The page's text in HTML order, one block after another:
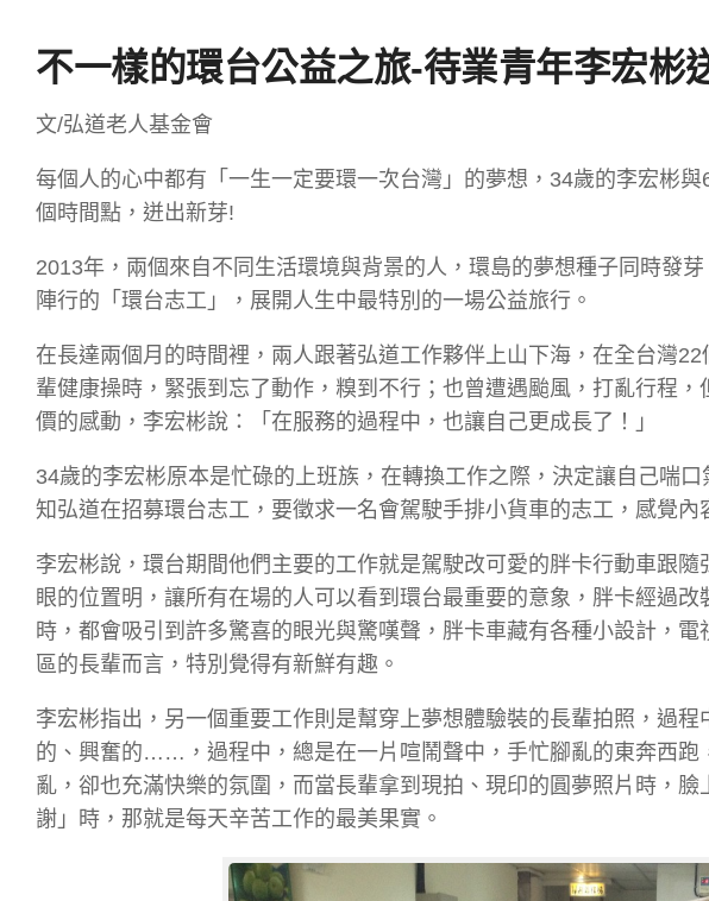
不一樣的環台公益之旅-待業青年李宏彬
文/弘道老人基金會
每個人的心中都有「一生一定要環一次台灣」的夢想，34歲的李宏彬
個時間點，迸出新芽!
2013年，兩個來自不同生活環境與背景的人，環島的夢想種子同時發
陣行的「環台志工」，展開人生中最特別的一場公益旅行。
在長達兩個月的時間裡，兩人跟著弘道工作夥伴上山下海，在全台灣
輩健康操時，緊張到忘了動作，糗到不行；也曾遭遇颱風，打亂行程
價的感動，李宏彬說：「在服務的過程中，也讓自己更成長了！」
34歲的李宏彬原本是忙碌的上班族，在轉換工作之際，決定讓自己喘
知弘道在招募環台志工，要徵求一名會駕駛手排小貨車的志工，感覺內
李宏彬說，環台期間他們主要的工作就是駕駛改可愛的胖卡行動車跟
眼的位置明，讓所有在場的人可以看到環台最重要的意象，胖卡經過
時，都會吸引到許多驚喜的眼光與驚嘆聲，胖卡車藏有各種小設計，
區的長輩而言，特別覺得有新鮮有趣。
李宏彬指出，另一個重要工作則是幫穿上夢想體驗裝的長輩拍照，過
的、興奮的……，過程中，總是在一片喧鬧聲中，手忙腳亂的東奔西跑
亂，卻也充滿快樂的氛圍，而當長輩拿到現拍、現印的圓夢照片時，
謝」時，那就是每天辛苦工作的最美果實。